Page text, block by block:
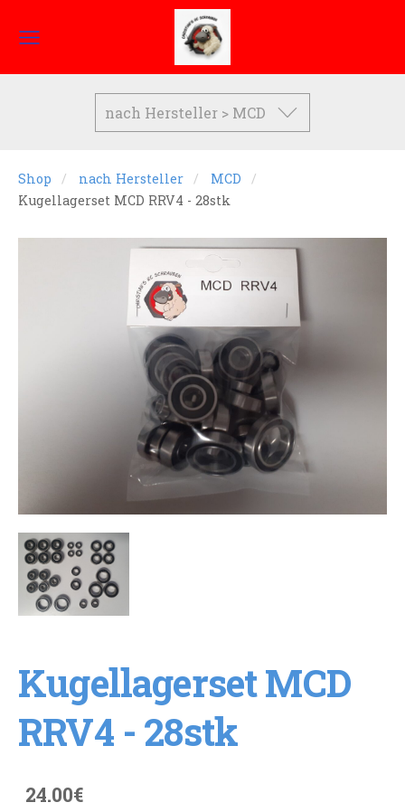
nach Hersteller > MCD
Shop nach Hersteller
MCD
Kugellagerset MCD RRV4 - 28stk
Kugellagerset MCD
RRV4 - 28stk
24.00€